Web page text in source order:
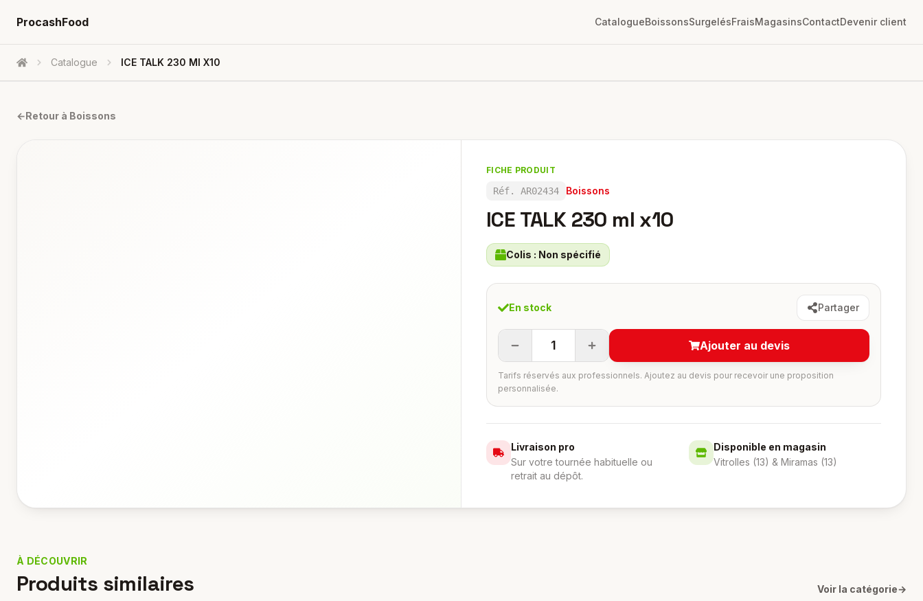
ProcashFood CatalogueBoissonsSurgelésFraisMagasinsContactDevenir client
Accueil Catalogue ICE TALK 230 Ml X10
←Retour à Boissons
FICHE PRODUIT
Réf. AR02434 Boissons
ICE TALK 230 ml x10
Colis : Non spécifié
En stock Partager
1 Ajouter au devis
Tarifs réservés aux professionnels. Ajoutez au devis pour recevoir une proposition
personnalisée.
Livraison pro
Sur votre tournée habituelle ou
retrait au dépôt.
Disponible en magasin
Vitrolles (13) & Miramas (13)
À DÉCOUVRIR
Produits similaires Voir la catégorie→